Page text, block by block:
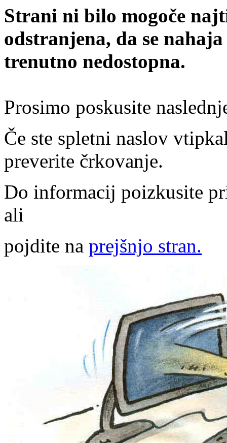
Strani ni bilo mogoče
odstranjena, da se
trenutno nedostopna.
Prosimo poskusite
Če ste spletni naslov
preverite črkovanje.
Do informacij poizkusite
ali
pojdite na prejšnjo stran.